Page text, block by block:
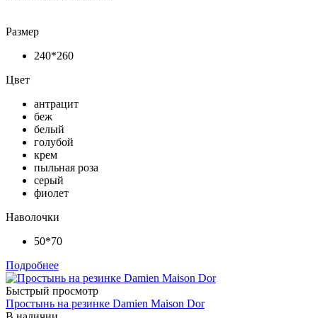
Размер
240*260
Цвет
антрацит
беж
белый
голубой
крем
пыльная роза
серый
фиолет
Наволочки
50*70
Подробнее
Быстрый просмотр
Простынь на резинке Damien Maison Dor